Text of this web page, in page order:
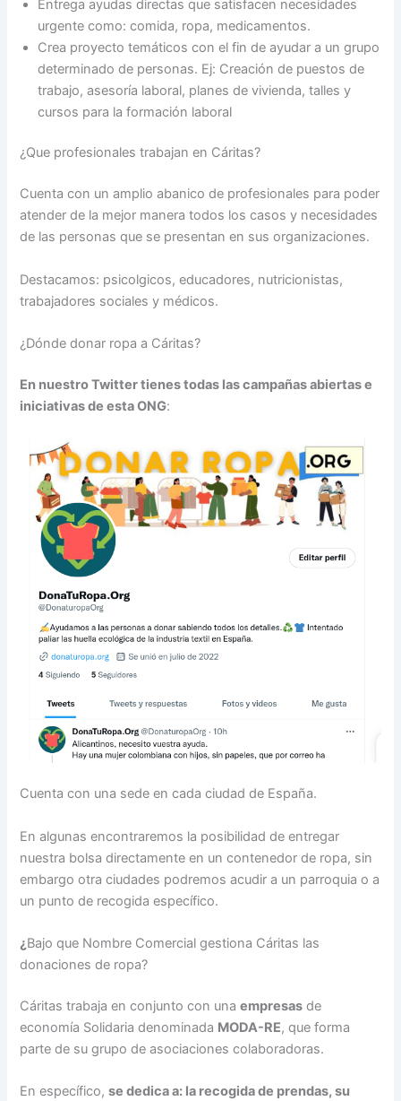
Entrega ayudas directas que satisfacen necesidades
urgente como: comida, ropa, medicamentos.
Crea proyecto temáticos con el fin de ayudar a un grupo
determinado de personas. Ej: Creación de puestos de
trabajo, asesoría laboral, planes de vivienda, talles y
cursos para la formación laboral
¿Que profesionales trabajan en Cáritas?
Cuenta con un amplio abanico de profesionales para poder
atender de la mejor manera todos los casos y necesidades
de las personas que se presentan en sus organizaciones.
Destacamos: psicolgicos, educadores, nutricionistas,
trabajadores sociales y médicos.
¿Dónde donar ropa a Cáritas?
En nuestro Twitter tienes todas las campañas abiertas e
iniciativas de esta ONG:
Cuenta con una sede en cada ciudad de España.
En algunas encontraremos la posibilidad de entregar
nuestra bolsa directamente en un contenedor de ropa, sin
embargo otra ciudades podremos acudir a un parroquia o a
un punto de recogida específico.
¿Bajo que Nombre Comercial gestiona Cáritas las
donaciones de ropa?
Cáritas trabaja en conjunto con unaempresas de
economía Solidaria denominada MODA-RE, que forma
parte de su grupo de asociaciones colaboradoras.
En específico,se dedica a: la recogida de prendas, su